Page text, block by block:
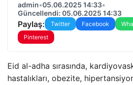
admin•05.06.2025 14:33•
Güncellendi: 05.06.2025 14:33
Paylaş: Twitter Facebook
Pinterest
Eid al-adha sırasında,
hastalıkları, obezite,